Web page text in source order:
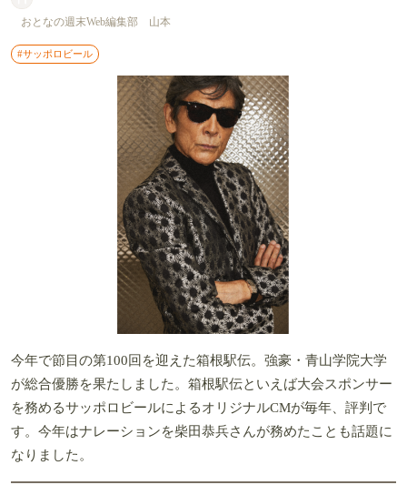
おとなの週末Web編集部 山本
#サッポロビール
今年で節目の第100回を迎えた箱根駅伝。強豪・青山学院大学
が総合優勝を果たしました。箱根駅伝といえば大会スポンサー
を務めるサッポロビールによるオリジナルCMが毎年、評判で
す。今年はナレーションを柴田恭兵さんが務めたことも話題に
なりました。